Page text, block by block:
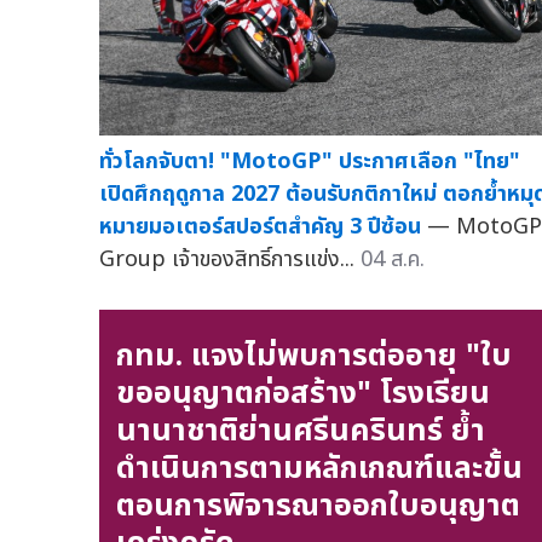
ทั่วโลกจับตา! "MotoGP" ประกาศเลือก "ไทย"
เปิดศึกฤดูกาล 2027 ต้อนรับกติกาใหม่ ตอกย้ำหมุ
หมายมอเตอร์สปอร์ตสำคัญ 3 ปีซ้อน — MotoGP
Group เจ้าของสิทธิ์การแข่ง... 04 ส.ค.
กทม. แจงไม่พบการต่ออายุ "ใบ
ขออนุญาตก่อสร้าง" โรงเรียน
นานาชาติย่านศรีนครินทร์ ย้ำ
ดำเนินการตามหลักเกณฑ์และขั้น
ตอนการพิจารณาออกใบอนุญาต